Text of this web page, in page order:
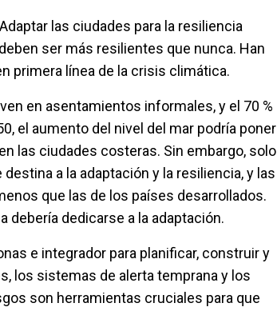
las ciudades para la resiliencia
ser más resilientes que nunca. Han
primera línea de la crisis climática.
en asentamientos informales, y el 70 %
el aumento del nivel del mar podría poner
las ciudades costeras. Sin embargo, solo
a la adaptación y la resiliencia, y las
que las de los países desarrollados.
debería dedicarse a la adaptación.
e integrador para planificar, construir y
los sistemas de alerta temprana y los
son herramientas cruciales para que